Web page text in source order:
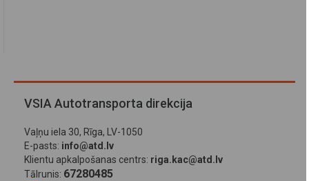
VSIA Autotransporta direkcija
Vaļņu iela 30, Rīga, LV-1050
E-pasts: info@atd.lv
Klientu apkalpošanas centrs: riga.kac@atd.lv
Tālrunis: 67280485